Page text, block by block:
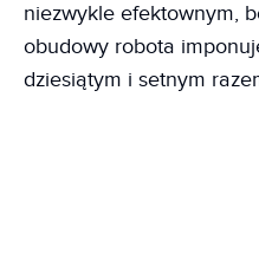
niezwykle efektownym,
obudowy robota
dziesiątym i setnym